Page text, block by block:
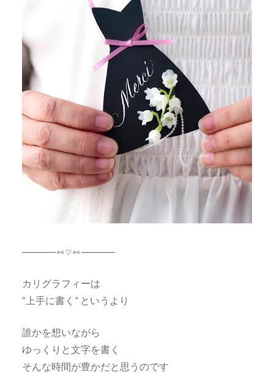
───── ⑅ ♡ ⑅ ─────
カリグラフィーは
“上手に書く” というより
誰かを想いながら
ゆっくりと文字を書く
そんな時間が豊かだと思うのです